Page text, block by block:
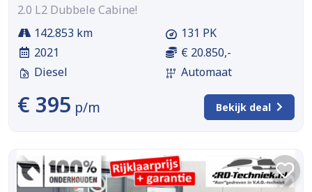
2.0 L2 Dubbele Cabine!
142.853 km
2021
Diesel
131 PK
€ 20.850,-
Automaat
€ 395 p/m Bekijk deal